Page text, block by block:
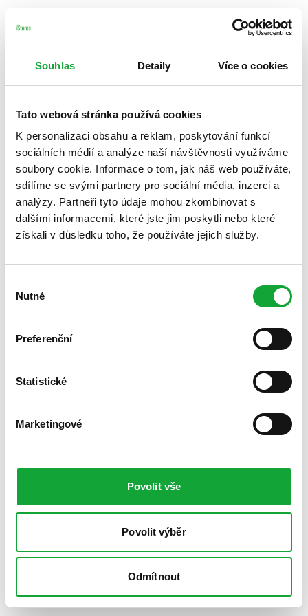
Souhlas Detaily Více o cookies
Tato webová stránka používá cookies
K personalizaci obsahu a reklam, poskytování funkcí
sociálních médií a analýze naší návštěvnosti využíváme
soubory cookie. Informace o tom, jak náš web používáte,
sdílíme se svými partnery pro sociální média, inzerci a
analýzy. Partneři tyto údaje mohou zkombinovat s
dalšími informacemi, které jste jim poskytli nebo které
získali v důsledku toho, že používáte jejich služby.
souhlasu
Nutné
Preferenční
Statistické
Marketingové
Povolit vše
Povolit výběr
Odmítnout